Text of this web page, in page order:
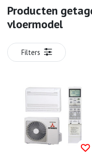
Producten
vloermodel
Filters